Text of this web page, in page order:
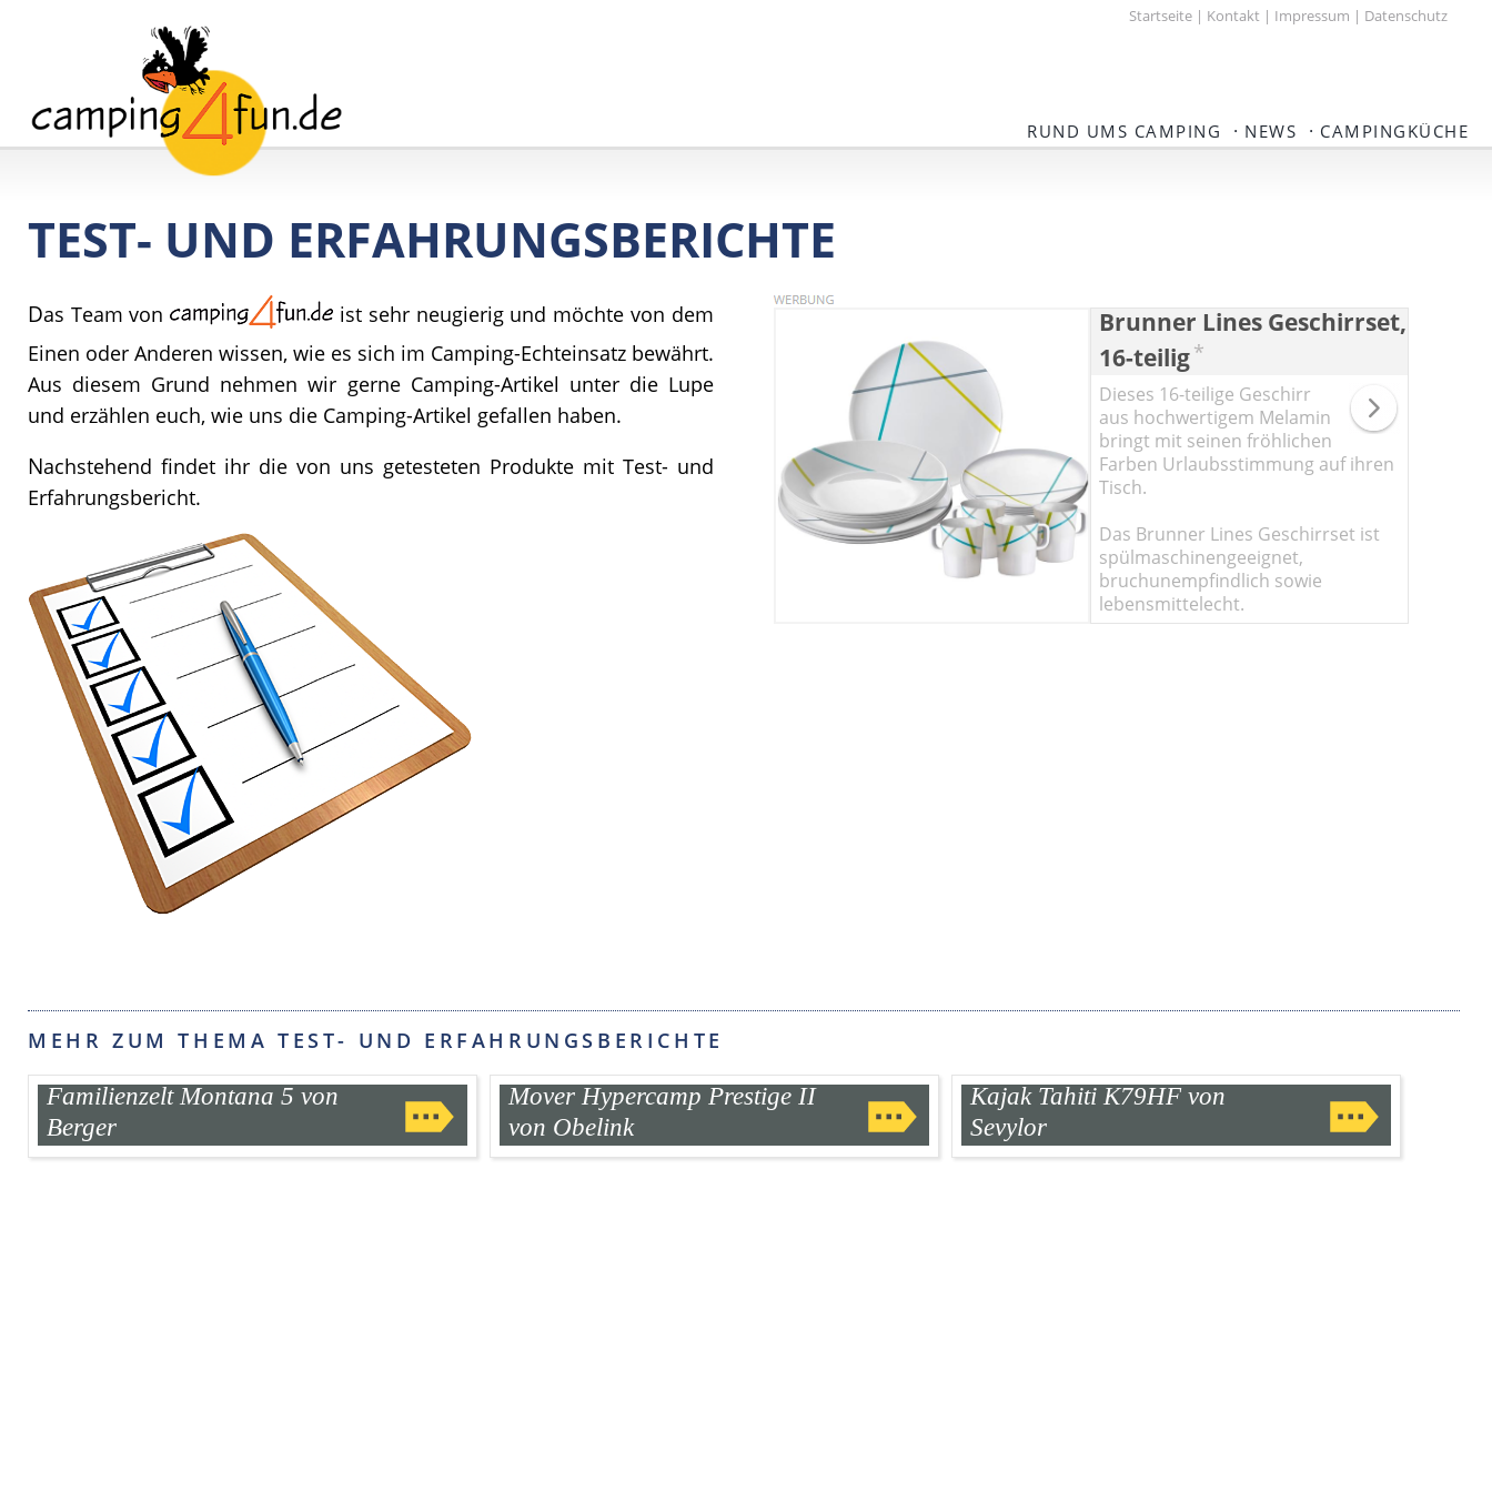
Startseite | Kontakt | Impressum | Datenschutz
CAMPINGKÜCHE
NEWS ·
RUND UMS CAMPING ·
TEST- UND ERFAHRUNGSBERICHTE
Das Team von
ist sehr neugierig und möchte von dem
Einen oder Anderen wissen, wie es sich im Camping-Echteinsatz bewährt.
Aus diesem Grund nehmen wir gerne Camping-Artikel unter die Lupe
und erzählen euch, wie uns die Camping-Artikel gefallen haben.
Nachstehend findet ihr die von uns getesteten Produkte mit Test- und
Erfahrungsbericht.
Brunner Lines Geschirrset,
16-teilig*
Dieses 16-teilige Geschirr
aus hochwertigem Melamin
bringt mit seinen fröhlichen
Farben Urlaubsstimmung auf ihren
Tisch.
Das Brunner Lines Geschirrset ist
spülmaschinengeeignet,
bruchunempfindlich sowie
lebensmittelecht.
MEHR ZUM THEMA TEST- UND ERFAHRUNGSBERICHTE
Familienzelt Montana 5 von
Berger
Mover Hypercamp Prestige II
von Obelink
Kajak Tahiti K79HF von
Sevylor